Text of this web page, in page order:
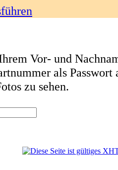
Vor- und
als Passwort
zu sehen.